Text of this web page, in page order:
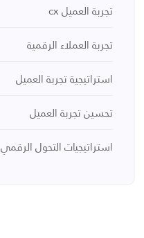
تجربة العميل cx
تجربة العملاء الرقمية
استراتيجية تجربة العميل
تحسين تجربة العميل
استراتيجيات التحول الرقمي